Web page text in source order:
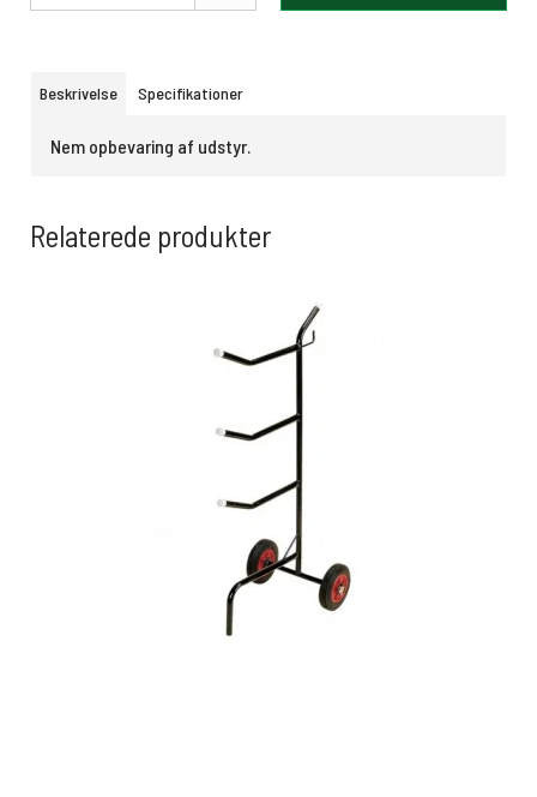
Beskrivelse Specifikationer
Nem opbevaring af udstyr.
Relaterede produkter